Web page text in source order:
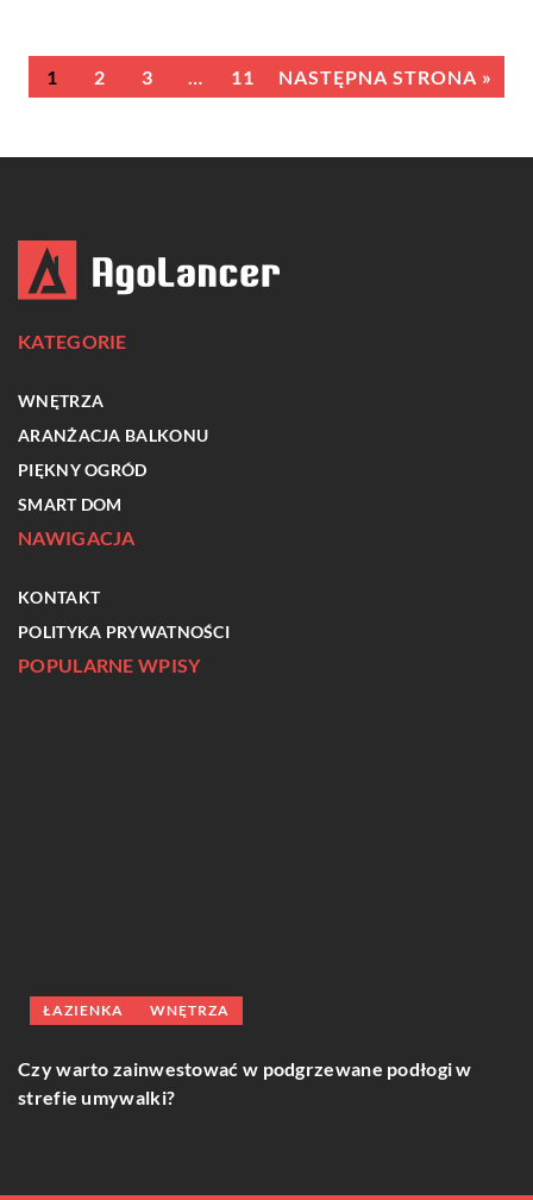
1 2 3 … 11 NASTĘPNA STRONA »
KATEGORIE
WNĘTRZA
ARANŻACJA BALKONU
PIĘKNY OGRÓD
SMART DOM
NAWIGACJA
KONTAKT
POLITYKA PRYWATNOŚCI
POPULARNE WPISY
ŁAZIENKA WNĘTRZA
Czy warto zainwestować w podgrzewane podłogi w
strefie umywalki?